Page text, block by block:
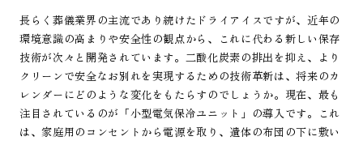
長らく葬儀業界の主流であり続けたドライアイスですが、近年の
環境意識の高まりや安全性の観点から、これに代わる新しい保存
技術が次々と開発されています。二酸化炭素の排出を抑え、より
クリーンで安全なお別れを実現するための技術革新は、将来のカ
レンダーにどのような変化をもたらすのでしょうか。現在、最も
注目されているのが「小型電気保冷ユニット」の導入です。これ
は、家庭用のコンセントから電源を取り、遺体の布団の下に敷い